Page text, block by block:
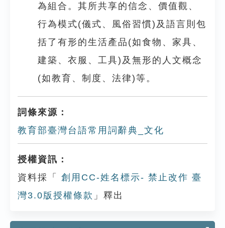
為組合。其所共享的信念、價值觀、
行為模式(儀式、風俗習慣)及語言則包
括了有形的生活產品(如食物、家具、
建築、衣服、工具)及無形的人文概念
(如教育、制度、法律)等。
詞條來源：
教育部臺灣台語常用詞辭典_文化
授權資訊：
資料採「
創用CC-姓名標示- 禁止改作 臺
灣3.0版授權條款 」釋出